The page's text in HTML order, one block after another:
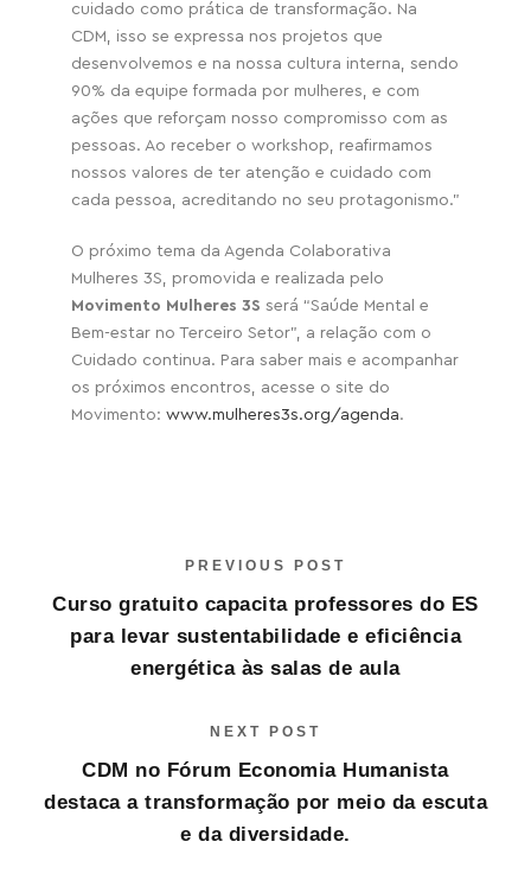
cuidado como prática de transformação. Na
CDM, isso se expressa nos projetos que
desenvolvemos e na nossa cultura interna, sendo
90% da equipe formada por mulheres, e com
ações que reforçam nosso compromisso com as
pessoas. Ao receber o workshop, reafirmamos
nossos valores de ter atenção e cuidado com
cada pessoa, acreditando no seu protagonismo.”
O próximo tema da Agenda Colaborativa
Mulheres 3S, promovida e realizada pelo
Movimento Mulheres 3S será “Saúde Mental e
Bem-estar no Terceiro Setor”, a relação com o
Cuidado continua. Para saber mais e acompanhar
os próximos encontros, acesse o site do
Movimento: www.mulheres3s.org/agenda.
PREVIOUS POST
Curso gratuito capacita professores do ES
para levar sustentabilidade e eficiência
energética às salas de aula
NEXT POST
CDM no Fórum Economia Humanista
destaca a transformação por meio da escuta
e da diversidade.